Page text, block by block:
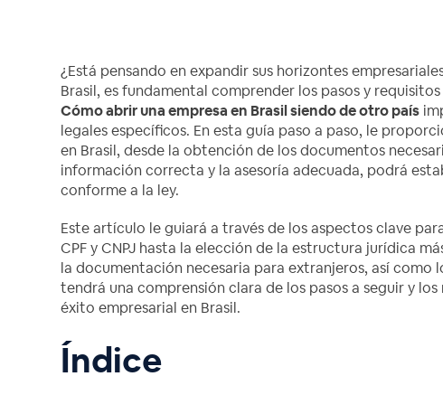
¿Está pensando en expandir sus horizontes
Brasil, es fundamental comprender los pasos y
Cómo abrir una empresa en Brasil siendo de otro país
legales específicos. En esta guía paso a paso, le
en Brasil, desde la obtención de los documentos
información correcta y la asesoría adecuada, podrá
conforme a la ley.
Este artículo le guiará a través de los aspectos clave
CPF y CNPJ hasta la elección de la estructura jurídica
la documentación necesaria para extranjeros, así como
tendrá una comprensión clara de los pasos a seguir y
éxito empresarial en Brasil.
Índice